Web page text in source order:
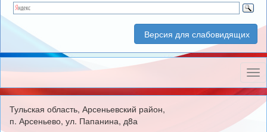
Версия для слабовидящих
Тульская область, Арсеньевский район,
п. Арсеньево, ул. Папанина, д8а